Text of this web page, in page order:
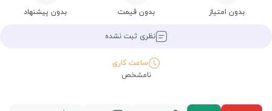
بدون امتیاز بدون قیمت بدون پیشنهاد
نظری ثبت نشده
ساعت کاری
نامشخص